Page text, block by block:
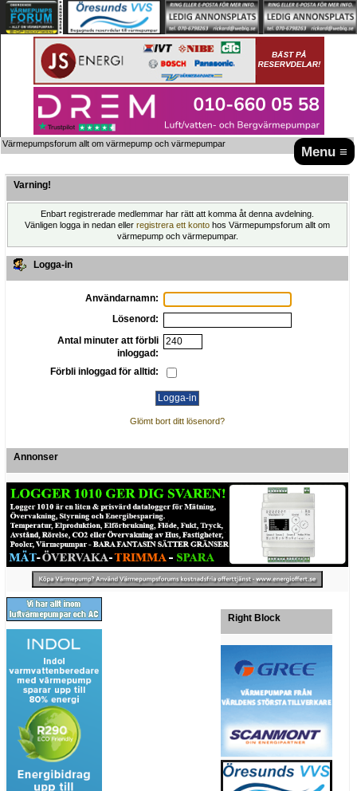
Menu ≡
Värmepumpsforum allt om värmepump och värmepumpar
Varning!
Enbart registrerade medlemmar har rätt att komma åt denna avdelning.
Vänligen logga in nedan eller registrera ett konto hos Värmepumpsforum allt om
värmepump och värmepumpar.
Logga-in
Användarnamn:
Lösenord:
Antal minuter att förbli
inloggad:
Förbli inloggad för alltid:
Glömt bort ditt lösenord?
Annonser
Right Block